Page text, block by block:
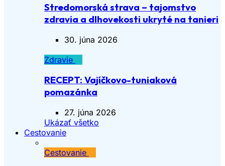
Stredomorská strava – tajomstvo
zdravia a dlhovekosti ukryté na tanieri
30. júna 2026
Zdravie
RECEPT: Vajíčkovo-tuniaková
pomazánka
27. júna 2026
Ukázať všetko
Cestovanie
Cestovanie